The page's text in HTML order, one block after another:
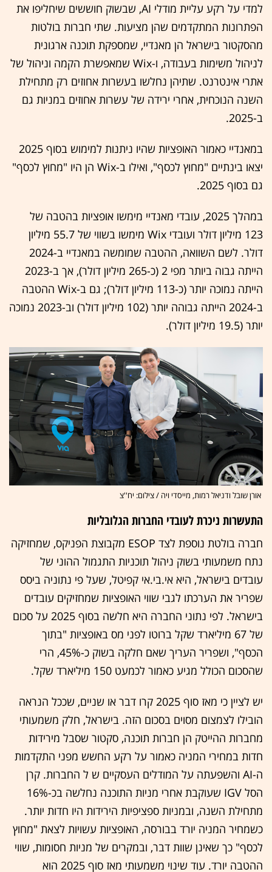
למדי על רקע עליית מודלי AI, שבשוק חוששים שיחליפו את
הפתרונות המתקדמים שהן מציעות. שתי חברות בולטות
מהסקטור בישראל הן מאנדיי, שמספקת תוכנה ארגונית
לניהול משימות בעבודה, ו-Wix שמאפשרת הקמה וניהול של
אתרי אינטרנט. שתיהן נחלשו בעשרות אחוזים רק מתחילת
השנה הנוכחית, אחרי ירידה של עשרות אחוזים במניות גם
ב-2025.
במאנדיי כאמור האופציות שהיו ניתנות למימוש בסוף 2025
יצאו בינתיים "מחוץ לכסף", ואילו ב-Wix הן היו "מחוץ לכסף"
גם בסוף 2025.
במהלך 2025, עובדי מאנדיי מימשו אופציות בהטבה של
123 מיליון דולר ועובדי Wix מימשו בשווי של 55.7 מיליון
דולר. לשם השוואה, ההטבה שמומשה במאנדיי ב-2024
הייתה גבוה ביותר מפי 2 (כ-265 מיליון דולר), אך ב-2023
הייתה נמוכה יותר (כ-113 מיליון דולר); גם ב-Wix ההטבה
ב-2024 הייתה גבוהה יותר (102 מיליון דולר) וב-2023 נמוכה
יותר (19.5 מיליון דולר).
אורן שובל ודניאל רמות, מייסדי ויה / צילום: יח''צ
התעשרות ניכרת לעובדי החברות הגלובליות
חברה בולטת נוספת לצד ESOP מקבוצת הפניקס, שמחזיקה
נתח משמעותי בשוק ניהול תוכניות התגמול ההוני של
עובדים בישראל, היא אי.בי.אי קפיטל, שעל פי נתוניה ביסס
שפריר את הערכתו לגבי שווי האופציות שמחזיקים עובדים
בישראל. לפי נתוני החברה היא חלשה בסוף 2025 על סכום
של 67 מיליארד שקל ברוטו לפני מס באופציות "בתוך
הכסף", ושפריר העריך שאם חלקה בשוק כ-45%, הרי
שהסכום הכולל מגיע כאמור לכמעט 150 מיליארד שקל.
יש לציין כי מאז סוף 2025 קרו דבר או שניים, שככל הנראה
הובילו לצמצום מסוים בסכום הזה. בישראל, חלק משמעותי
מחברות ההייטק הן חברות תוכנה, סקטור שסבל מירידות
חדות במחירי המניה כאמור על רקע החשש מפני התקדמות
ה-AI והשפעתה על המודלים העסקיים ש ל החברות. קרן
הסל IGV שעוקבת אחרי מניות התוכנה נחלשה בכ-16%
מתחילת השנה, ובמניות ספציפיות הירידות היו חדות יותר.
כשמחיר המניה יורד בבורסה, האופציות עשויות לצאת "מחוץ
לכסף" כך שאינן שוות דבר, ובמקרים של מניות חסומות, שווי
ההטבה יורד. עוד שינוי משמעותי מאז סוף 2025 הוא